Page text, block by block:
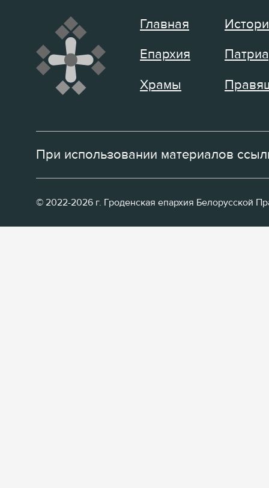
Главная
Епархия
Храмы
При использовании материалов
© 2022-2026 г. Гроденская епархия Белорусской